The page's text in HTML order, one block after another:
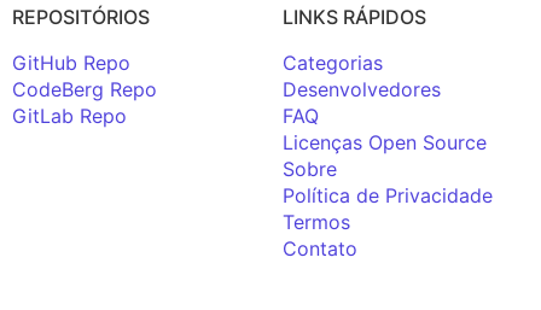
REPOSITÓRIOS
GitHub Repo
CodeBerg Repo
GitLab Repo
LINKS RÁPIDOS
Categorias
Desenvolvedores
FAQ
Licenças Open Source
Sobre
Política de Privacidade
Termos
Contato